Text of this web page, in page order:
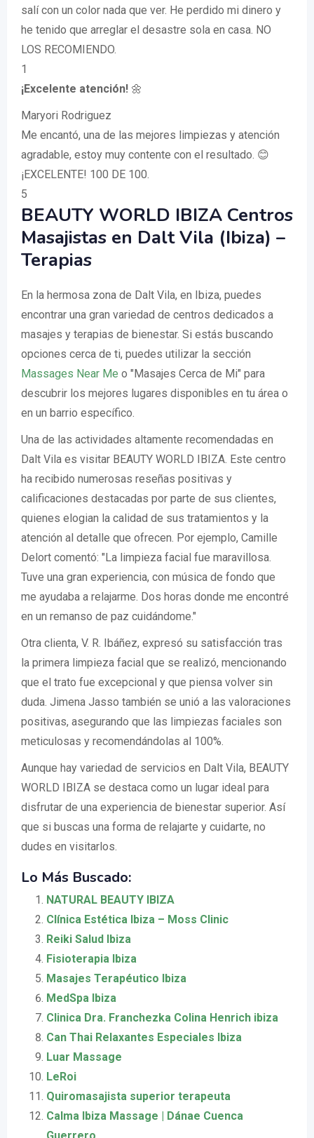
salí con un color nada que ver. He perdido mi dinero y
he tenido que arreglar el desastre sola en casa. NO
LOS RECOMIENDO.
1
¡Excelente atención! 🌼
Maryori Rodriguez
Me encantó, una de las mejores limpiezas y atención
agradable, estoy muy contente con el resultado. 😊
¡EXCELENTE! 100 DE 100.
5
BEAUTY WORLD IBIZA Centros
Masajistas en Dalt Vila (Ibiza) –
Terapias
En la hermosa zona de Dalt Vila, en Ibiza, puedes
encontrar una gran variedad de centros dedicados a
masajes y terapias de bienestar. Si estás buscando
opciones cerca de ti, puedes utilizar la sección
Massages Near Me o "Masajes Cerca de Mi" para
descubrir los mejores lugares disponibles en tu área o
en un barrio específico.
Una de las actividades altamente recomendadas en
Dalt Vila es visitar BEAUTY WORLD IBIZA. Este centro
ha recibido numerosas reseñas positivas y
calificaciones destacadas por parte de sus clientes,
quienes elogian la calidad de sus tratamientos y la
atención al detalle que ofrecen. Por ejemplo, Camille
Delort comentó: "La limpieza facial fue maravillosa.
Tuve una gran experiencia, con música de fondo que
me ayudaba a relajarme. Dos horas donde me encontré
en un remanso de paz cuidándome."
Otra clienta, V. R. Ibáñez, expresó su satisfacción tras
la primera limpieza facial que se realizó, mencionando
que el trato fue excepcional y que piensa volver sin
duda. Jimena Jasso también se unió a las valoraciones
positivas, asegurando que las limpiezas faciales son
meticulosas y recomendándolas al 100%.
Aunque hay variedad de servicios en Dalt Vila, BEAUTY
WORLD IBIZA se destaca como un lugar ideal para
disfrutar de una experiencia de bienestar superior. Así
que si buscas una forma de relajarte y cuidarte, no
dudes en visitarlos.
Lo Más Buscado:
NATURAL BEAUTY IBIZA
Clínica Estética Ibiza – Moss Clinic
Reiki Salud Ibiza
Fisioterapia Ibiza
Masajes Terapéutico Ibiza
MedSpa Ibiza
Clinica Dra. Franchezka Colina Henrich ibiza
Can Thai Relaxantes Especiales Ibiza
Luar Massage
LeRoi
Quiromasajista superior terapeuta
Calma Ibiza Massage | Dánae Cuenca